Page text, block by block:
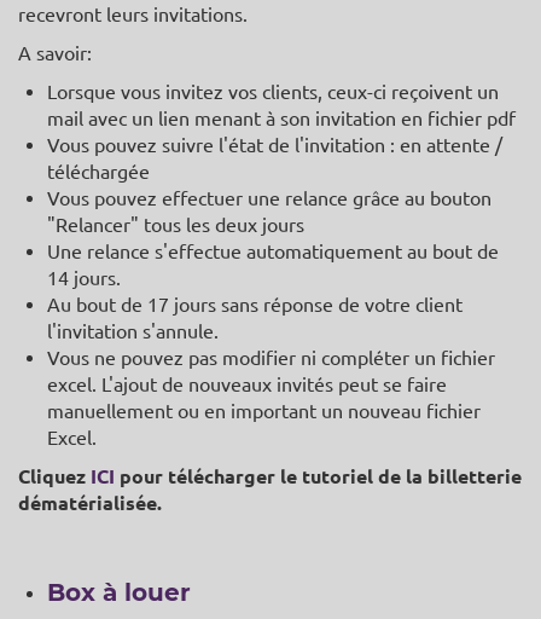
recevront leurs invitations.
A savoir:
Lorsque vous invitez vos clients, ceux-ci reçoivent un
mail avec un lien menant à son invitation en fichier pdf
Vous pouvez suivre l'état de l'invitation : en attente /
téléchargée
Vous pouvez effectuer une relance grâce au bouton
"Relancer" tous les deux jours
Une relance s'effectue automatiquement au bout de
14 jours.
Au bout de 17 jours sans réponse de votre client
l'invitation s'annule.
Vous ne pouvez pas modifier ni compléter un fichier
excel. L'ajout de nouveaux invités peut se faire
manuellement ou en important un nouveau fichier
Excel.
Cliquez ICI pour télécharger le tutoriel de la billetterie
dématérialisée.
Box à louer